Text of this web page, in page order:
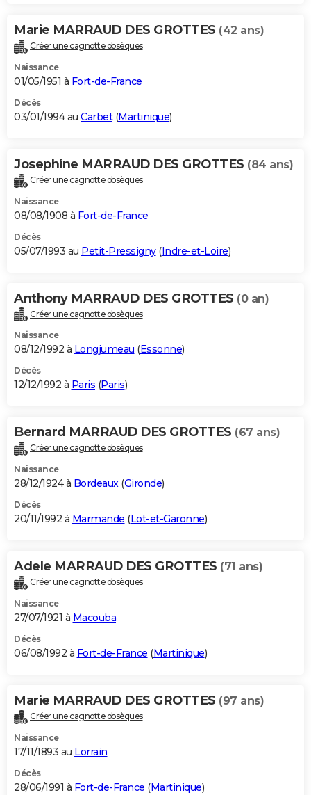
Marie MARRAUD DES GROTTES (42 ans)
Créer une cagnotte obsèques
Naissance
01/05/1951 à Fort-de-France
Décès
03/01/1994 au Carbet(Martinique)
Josephine MARRAUD DES GROTTES (84 ans)
Créer une cagnotte obsèques
Naissance
08/08/1908 à Fort-de-France
Décès
05/07/1993 au Petit-Pressigny(Indre-et-Loire)
Anthony MARRAUD DES GROTTES (0 an)
Créer une cagnotte obsèques
Naissance
08/12/1992 à Longjumeau (Essonne)
Décès
12/12/1992 à Paris (Paris)
Bernard MARRAUD DES GROTTES (67 ans)
Créer une cagnotte obsèques
Naissance
28/12/1924 à Bordeaux(Gironde)
Décès
20/11/1992 à Marmande (Lot-et-Garonne)
Adele MARRAUD DES GROTTES (71 ans)
Créer une cagnotte obsèques
Naissance
27/07/1921 à Macouba
Décès
06/08/1992 à Fort-de-France (Martinique)
Marie MARRAUD DES GROTTES (97 ans)
Créer une cagnotte obsèques
Naissance
17/11/1893 au Lorrain
Décès
28/06/1991 à Fort-de-France (Martinique)